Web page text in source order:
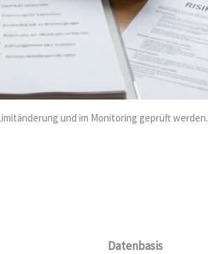
und im Monitoring geprüft werden.
Datenbasis